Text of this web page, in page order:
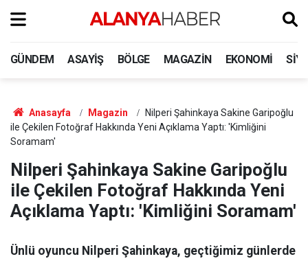
GÜNDEM ASAYIŞ BÖLGE MAGAZIN EKONOMI
Anasayfa Magazin
Nilperi Şahinkaya Sakine Garipoğlu
ile Çekilen Fotoğraf Hakkında Yeni Açıklama Yaptı: 'Kimliğini
Soramam'
Nilperi Şahinkaya Sakine Garipoğlu
ile Çekilen Fotoğraf Hakkında Yeni
Açıklama Yaptı: 'Kimliğini Soramam'
Ünlü oyuncu Nilperi Şahinkaya, geçtiğimiz günlerde